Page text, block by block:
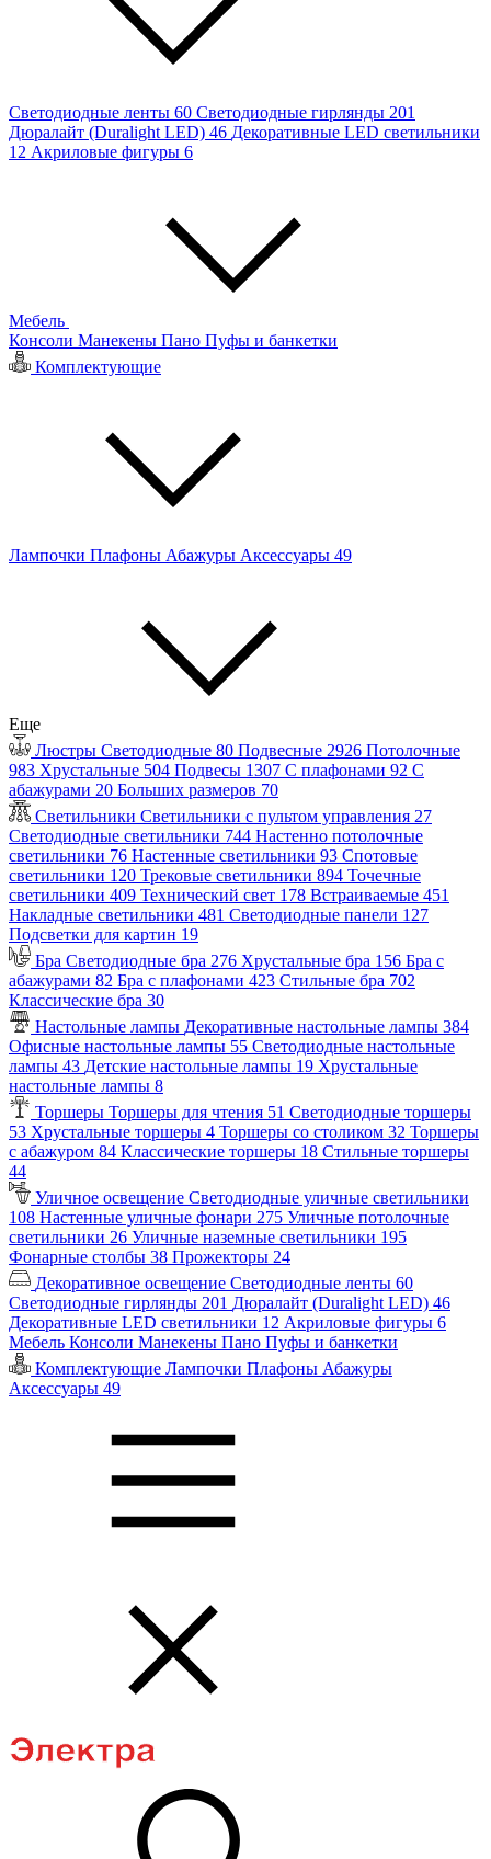
Светодиодные ленты 60 Светодиодные гирлянды 201
Дюралайт (Duralight LED) 46 Декоративные LED светильники
12 Акриловые фигуры 6
Мебель
Консоли Манекены Пано Пуфы и банкетки
Комплектующие
Лампочки Плафоны Абажуры Аксессуары 49
Еще
Люстры Светодиодные 80 Подвесные 2926 Потолочные
983 Хрустальные 504 Подвесы 1307 С плафонами 92 С
абажурами 20 Больших размеров 70
Светильники Светильники с пультом управления 27
Светодиодные светильники 744 Настенно потолочные
светильники 76 Настенные светильники 93 Спотовые
светильники 120 Трековые светильники 894 Точечные
светильники 409 Технический свет 178 Встраиваемые 451
Накладные светильники 481 Светодиодные панели 127
Подсветки для картин 19
Бра Светодиодные бра 276 Хрустальные бра 156 Бра с
абажурами 82 Бра с плафонами 423 Стильные бра 702
Классические бра 30
Настольные лампы Декоративные настольные лампы 384
Офисные настольные лампы 55 Светодиодные настольные
лампы 43 Детские настольные лампы 19 Хрустальные
настольные лампы 8
Торшеры Торшеры для чтения 51 Светодиодные торшеры
53 Хрустальные торшеры 4 Торшеры со столиком 32 Торшеры
с абажуром 84 Классические торшеры 18 Стильные торшеры
44
Уличное освещение Светодиодные уличные светильники
108 Настенные уличные фонари 275 Уличные потолочные
светильники 26 Уличные наземные светильники 195
Фонарные столбы 38 Прожекторы 24
Декоративное освещение Светодиодные ленты 60
Светодиодные гирлянды 201 Дюралайт (Duralight LED) 46
Декоративные LED светильники 12 Акриловые фигуры 6
Мебель Консоли Манекены Пано Пуфы и банкетки
Комплектующие Лампочки Плафоны Абажуры
Аксессуары 49